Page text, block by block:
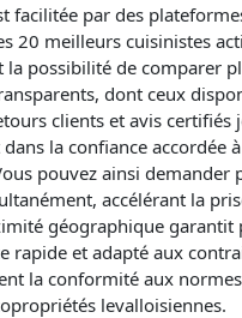
facilitée par des
20 meilleurs cuisinistes
la possibilité de comparer
dont ceux
clients et avis certifiés
la confiance accordée
pouvez ainsi demander
accélérant la
géographique garantit
rapide et adapté aux
la conformité aux
levalloisiennes.